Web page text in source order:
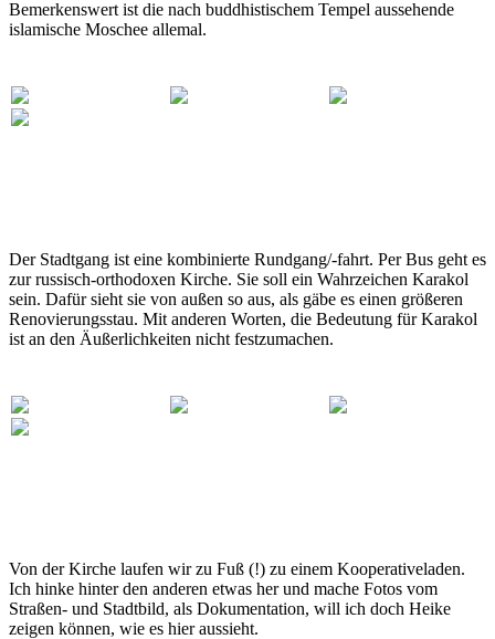
Bemerkenswert ist die nach buddhistischem Tempel aussehende
islamische Moschee allemal.
Der Stadtgang ist eine kombinierte Rundgang/-fahrt. Per Bus geht es
zur russisch-orthodoxen Kirche. Sie soll ein Wahrzeichen Karakol
sein. Dafür sieht sie von außen so aus, als gäbe es einen größeren
Renovierungsstau. Mit anderen Worten, die Bedeutung für Karakol
ist an den Äußerlichkeiten nicht festzumachen.
Von der Kirche laufen wir zu Fuß (!) zu einem Kooperativeladen.
Ich hinke hinter den anderen etwas her und mache Fotos vom
Straßen- und Stadtbild, als Dokumentation, will ich doch Heike
zeigen können, wie es hier aussieht.